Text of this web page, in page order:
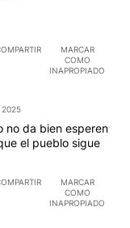
MARCAR
COMO
INAPROPIADO
2025
no da bien esperen
el pueblo sigue
MARCAR
COMO
INAPROPIADO